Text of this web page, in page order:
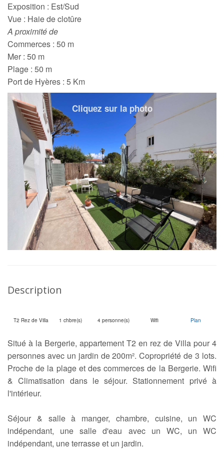
Exposition : Est/Sud
Vue : Haie de clotûre
A proximité de
Commerces : 50 m
Mer : 50 m
Plage : 50 m
Port de Hyères : 5 Km
Description
T2 Rez de Villa 1 chbre(s) 4 personne(s) Wifi Plan
Situé à la Bergerie, appartement T2 en rez de Villa pour 4
personnes avec un jardin de 200m². Copropriété de 3 lots.
Proche de la plage et des commerces de la Bergerie. Wifi
& Climatisation dans le séjour. Stationnement privé à
l'intérieur.
Séjour & salle à manger, chambre, cuisine, un WC
indépendant, une salle d'eau avec un WC, un WC
indépendant, une terrasse et un jardin.